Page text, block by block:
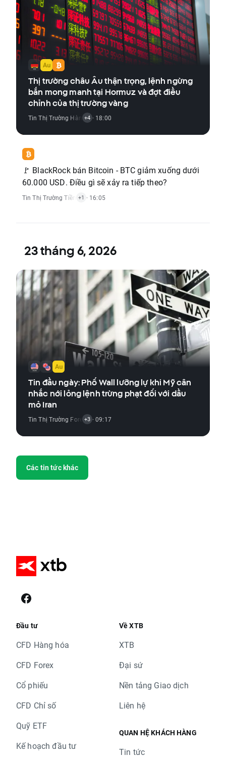
Thị trường châu Âu thận trọng, lệnh ngừng
bắn mong manh tại Hormuz và đợt điều
chỉnh của thị trường vàng
Tin Thị Trường Hàng Hóa,Tin Thị Trường Chỉ Số
+4 · 18:00
🚩 BlackRock bán Bitcoin - BTC giảm xuống dưới
60.000 USD. Điều gì sẽ xảy ra tiếp theo?
Tin Thị Trường Tiền Điện Tử
+1 · 16:05
23 tháng 6, 2026
Tin đầu ngày: Phố Wall lưỡng lự khi Mỹ cân
nhắc nới lỏng lệnh trừng phạt đối với dầu
mỏ Iran
Tin Thị Trường Forex,Tin Thị Trường Hàng Hóa
+3 · 09:17
Các tin tức khác
Đầu tư
CFD Hàng hóa
CFD Forex
Cổ phiếu
CFD Chỉ số
Quỹ ETF
Kế hoạch đầu tư
Về XTB
XTB
Đại sứ
Nền tảng Giao dịch
Liên hệ
QUAN HỆ KHÁCH HÀNG
Tin tức